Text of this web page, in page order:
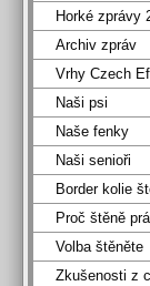
Horké zprávy
Archiv zpráv
Vrhy Czech
Naši psi
Naše fenky
Naši senioři
Border kolie
Proč štěně
Volba štěněte
Zkušenosti z